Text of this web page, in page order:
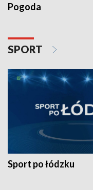
Pogoda
SPORT
Sport po łódzku